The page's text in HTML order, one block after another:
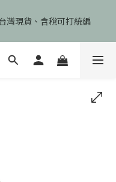
灣現貨、含稅可打統編
免運、會員首次下單加碼